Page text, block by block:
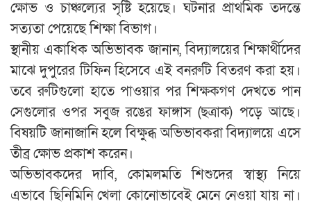
ক্ষোভ ও চাঞ্চল্যের সৃষ্টি হয়েছে। ঘটনার প্রাথমিক তদন্তে
সত্যতা পেয়েছে শিক্ষা বিভাগ।
স্থানীয় একাধিক অভিভাবক জানান, বিদ্যালয়ের শিক্ষার্থীদের
মাঝে দুপুরের টিফিন হিসেবে এই বনরুটি বিতরণ করা হয়।
তবে রুটিগুলো হাতে পাওয়ার পর শিক্ষকগণ দেখতে পান
সেগুলোর ওপর সবুজ রঙের ফাঙ্গাস (ছত্রাক) পড়ে আছে।
বিষয়টি জানাজানি হলে বিক্ষুব্ধ অভিভাবকরা বিদ্যালয়ে এসে
তীব্র ক্ষোভ প্রকাশ করেন।
অভিভাবকদের দাবি, কোমলমতি শিশুদের স্বাস্থ্য নিয়ে
এভাবে ছিনিমিনি খেলা কোনোভাবেই মেনে নেওয়া যায় না।